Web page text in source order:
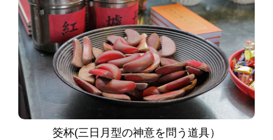
筊杯(三日月型の神意を問う道具）